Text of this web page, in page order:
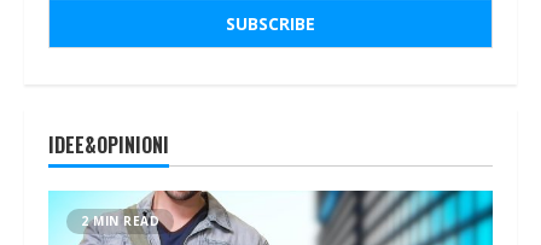
IDEE&OPINIONI
2 MIN READ